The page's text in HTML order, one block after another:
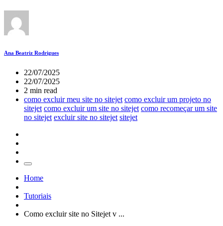
Ana Beatriz Rodrigues
22/07/2025
22/07/2025
2 min read
como excluir meu site no sitejet como excluir um projeto no
sitejet como excluir um site no sitejet como recomeçar um site
no sitejet excluir site no sitejet sitejet
Home
Tutoriais
Como excluir site no Sitejet v ...